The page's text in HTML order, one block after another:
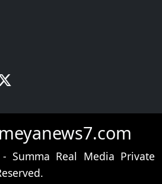
Summa Real Media Private